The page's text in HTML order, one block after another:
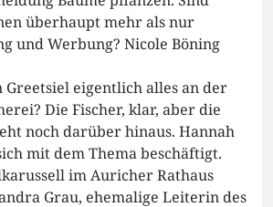
überhaupt mehr als nur
und Werbung? Nicole Böning
Greetsiel eigentlich alles an der
Die Fischer, klar, aber die
noch darüber hinaus. Hannah
mit dem Thema beschäftigt.
im Auricher Rathaus
Grau, ehemalige Leiterin des